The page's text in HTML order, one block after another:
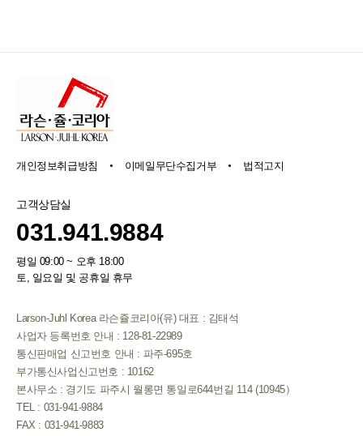
개인정보취급방침 이메일무단수집거부 법적고지
고객상담실
031.941.9884
평일 09:00 ~ 오후 18:00
토, 일요일 및 공휴일 휴무
Larson-Juhl Korea 라슨쥴코리아(유) 대표 : 김태석
사업자 등록번호 안내 : 128-81-22989
통신판매업 신고번호 안내 : 파주-695호
부가통신사업신고번호 : 10162
본사무소 : 경기도 파주시 월롱면 통일로644번길 114 (10945）
TEL : 031-941-9884
FAX : 031-941-9883